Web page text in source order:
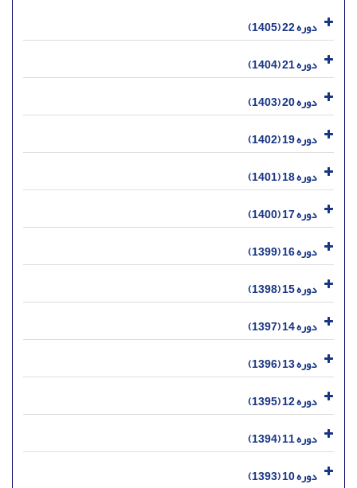
دوره 22 (1405)
دوره 21 (1404)
دوره 20 (1403)
دوره 19 (1402)
دوره 18 (1401)
دوره 17 (1400)
دوره 16 (1399)
دوره 15 (1398)
دوره 14 (1397)
دوره 13 (1396)
دوره 12 (1395)
دوره 11 (1394)
دوره 10 (1393)